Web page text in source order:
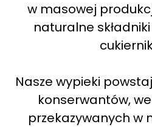
w masowej
naturalne
Nasze wypieki
konserwantów,
przekazywanych w